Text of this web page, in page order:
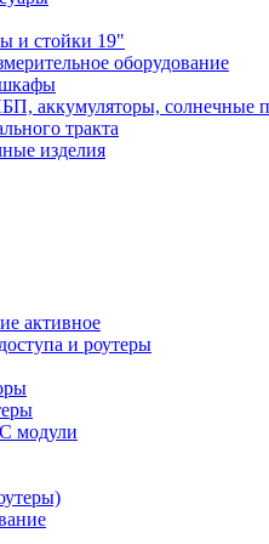
и стойки 19"
оборудование
аккумуляторы, солнечные
тракта
изделия
активное
и роутеры
модули